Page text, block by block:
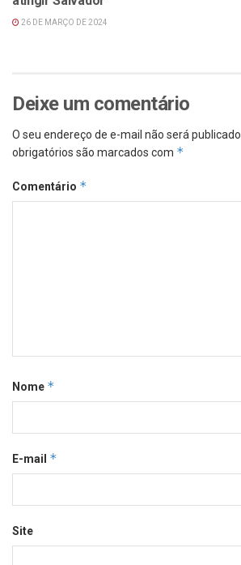
26 DE MARÇO DE 2024
Deixe um comentário
O seu endereço de e-mail não será publicado.
obrigatórios são marcados com *
Comentário *
Nome *
E-mail *
Site